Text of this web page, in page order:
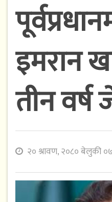
इमरान
तीन
२० श्रावण, २०८० बेलुकी